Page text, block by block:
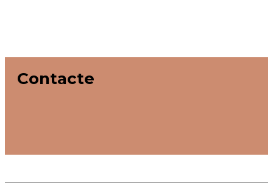
Contacte